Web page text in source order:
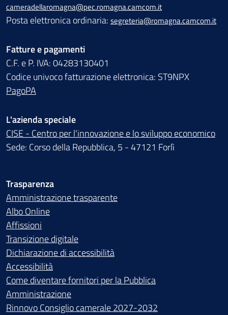
cameradellaromagna@pec.romagna.camcom.it
Posta elettronica ordinaria: segreteria@romagna.camcom.it
Fatture e pagamenti
C.F. e P. IVA: 04283130401
Codice univoco fatturazione elettronica: ST9NPX
PagoPA
L'azienda speciale
CISE - Centro per l'innovazione e lo sviluppo economico
Sede: Corso della Repubblica, 5 - 47121 Forlì
Trasparenza
Amministrazione trasparente
Albo Online
Affissioni
Transizione digitale
Dichiarazione di accessibilità
Accessibilità
Come diventare fornitori per la Pubblica
Amministrazione
Rinnovo Consiglio camerale 2027-2032